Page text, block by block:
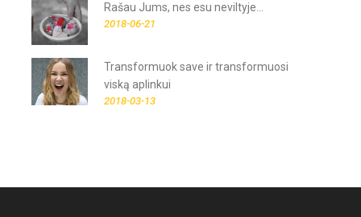
Rašau Jums, nes esu neviltyje...
2018-06-21
Transformuok save ir transformuosi
viską aplinkui
2018-03-13